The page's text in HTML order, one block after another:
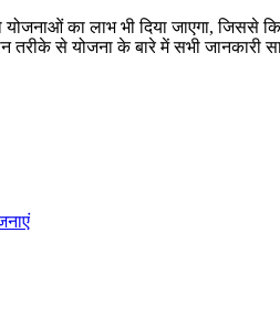
योजनाओं का लाभ भी दिया जाएगा,
से योजना के बारे में सभी जानकारी